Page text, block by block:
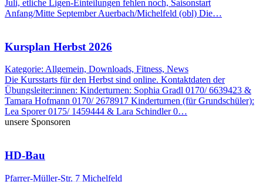
Juli, etliche Ligen-Einteilungen fehlen noch, Saisonstart
Anfang/Mitte September Auerbach/Michelfeld (obl) Die…
Kursplan Herbst 2026
Kategorie: Allgemein, Downloads, Fitness, News
Die Kursstarts für den Herbst sind online. Kontaktdaten der
Übungsleiter:innen: Kinderturnen: Sophia Gradl 0170/ 6639423 &
Tamara Hofmann 0170/ 2678917 Kinderturnen (für Grundschüler):
Lea Sporer 0175/ 1459444 & Lara Schindler 0…
unsere Sponsoren
HD-Bau
Pfarrer-Müller-Str. 7 Michelfeld